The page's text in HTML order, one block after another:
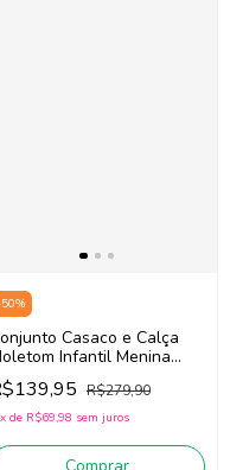
50%
Casaco e Calça
Infantil Menina
Mon Sucré 138022306
Verde)R$279,90
x de R$69,98 sem juros